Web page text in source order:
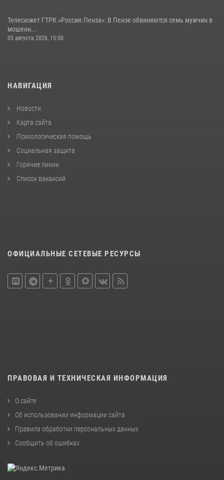
Телесюжет ГТРК «Россия.Пенза»: В Пензе обвиняются семь мужчин в
мошенн...
05 августа 2026, 15:50
НАВИГАЦИЯ
Новости
Карта сайта
Психологическая помощь
Социальная защита
Горячие линии
Список вакансий
ОФИЦИАЛЬНЫЕ СЕТЕВЫЕ РЕСУРСЫ
ПРАВОВАЯ И ТЕХНИЧЕСКАЯ ИНФОРМАЦИЯ
О сайте
Об использовании информации сайта
Правила обработки персональных данных
Сообщить об ошибках